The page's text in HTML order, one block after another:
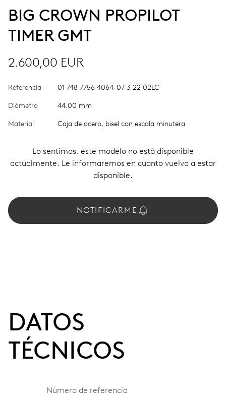
BIG CROWN PROPILOT
TIMER GMT
2.600,00 EUR
Referencia 01 748 7756 4064-07 3 22 02LC
Diámetro 44.00 mm
Material Caja de acero, bisel con escala minutera
Lo sentimos, este modelo no está disponible
actualmente. Le informaremos en cuanto vuelva a estar
disponible.
NOTIFICARME
DATOS
TÉCNICOS
Número de referencia